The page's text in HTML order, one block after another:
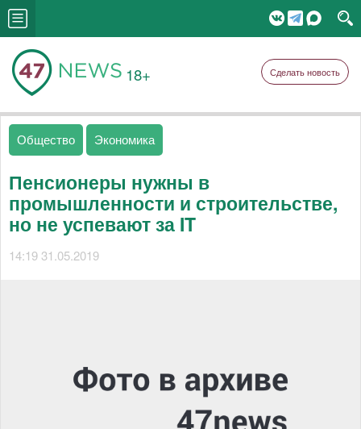
18+ Сделать новость
Общество Экономика
Пенсионеры нужны в
промышленности и строительстве,
но не успевают за IT
14:19 31.05.2019